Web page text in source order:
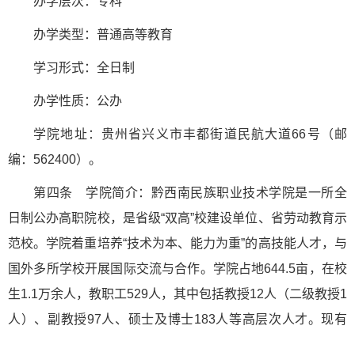
办学类型：普通高等教育
学习形式：全日制
办学性质：公办
学院地址：贵州省兴义市丰都街道民航大道66号（邮
编：562400）。
第四条 学院简介：黔西南民族职业技术学院是一所全
日制公办高职院校，是省级“双高”校建设单位、省劳动教育示
范校。学院着重培养“技术为本、能力为重”的高技能人才，与
国外多所学校开展国际交流与合作。学院占地644.5亩，在校
生1.1万余人，教职工529人，其中包括教授12人（二级教授1
人）、副教授97人、硕士及博士183人等高层次人才。现有